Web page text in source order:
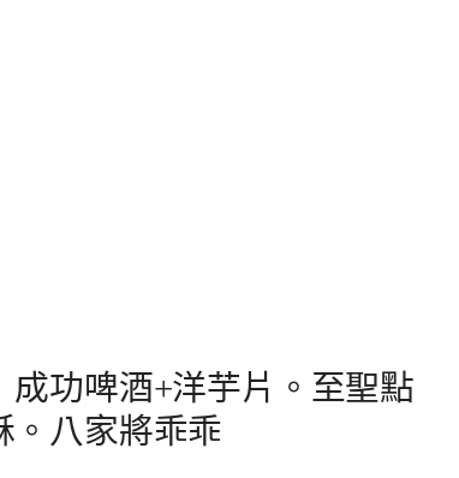
功啤酒+洋芋片。至聖點
。八家將乖乖